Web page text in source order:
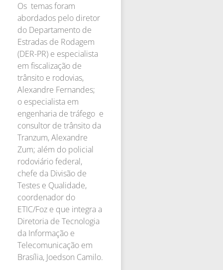
Os temas foram
abordados pelo diretor
do Departamento de
Estradas de Rodagem
(DER-PR) e especialista
em fiscalização de
trânsito e rodovias,
Alexandre Fernandes;
o especialista em
engenharia de tráfego e
consultor de trânsito da
Tranzum, Alexandre
Zum; além do policial
rodoviário federal,
chefe da Divisão de
Testes e Qualidade,
coordenador do
ETIC/Foz e que integra a
Diretoria de Tecnologia
da Informação e
Telecomunicação em
Brasília, Joedson Camilo.